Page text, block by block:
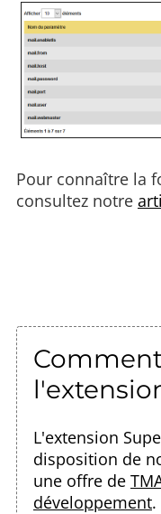
Pour connaître la
consultez notre
L'extension
disposition de
une offre de
développement.